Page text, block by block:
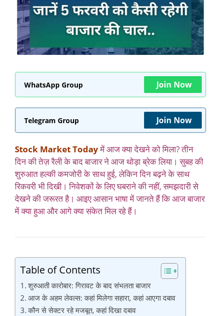
WhatsApp Group Join Now
Telegram Group Join Now
Stock Market Todayमें आज क्या देखने को मिला? तीन
दिन की तेज़ रैली के बाद बाजार ने आज थोड़ा ब्रेक लिया। सुबह की
शुरुआत हल्की कमजोरी के साथ हुई, लेकिन दिन बढ़ने के साथ
रिकवरी भी दिखी। निवेशकों के लिए घबराने की नहीं, समझदारी से
देखने की जरूरत है। आइए आसान भाषा में जानते हैं कि आज बाजार
में क्या हुआ और आगे क्या संकेत मिल रहे हैं।
Table of Contents
शुरुआती कारोबार: गिरावट के बाद संभलता बाजार
आज के अहम लेवल्स: कहां मिलेगा सहारा, कहां आएगा दबाव
कौन से सेक्टर रहे मजबूत, कहां दिखा दबाव